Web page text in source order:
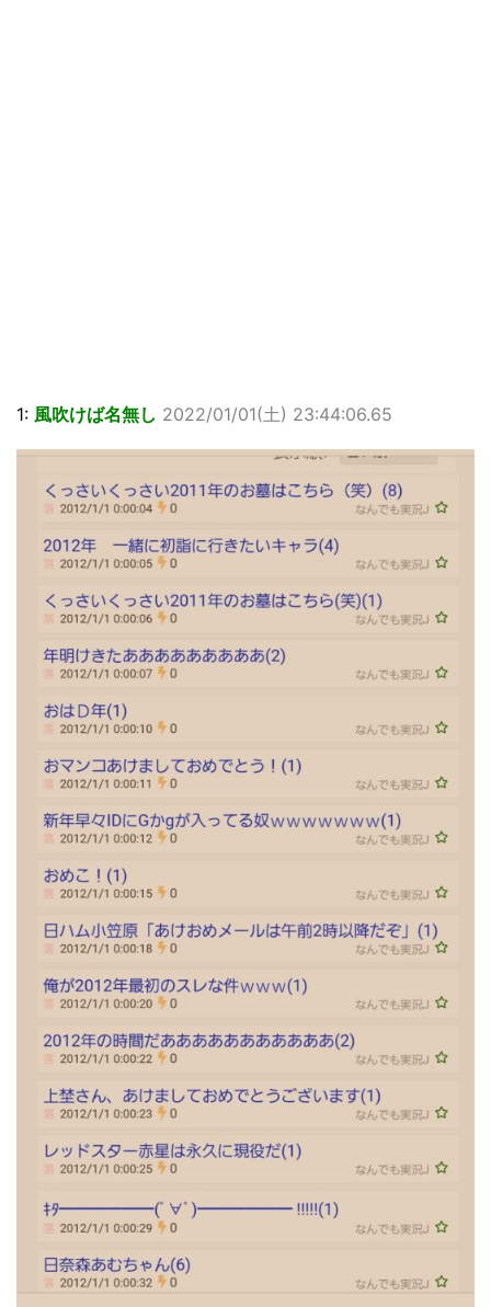
1: 風吹けば名無し 2022/01/01(土) 23:44:06.65